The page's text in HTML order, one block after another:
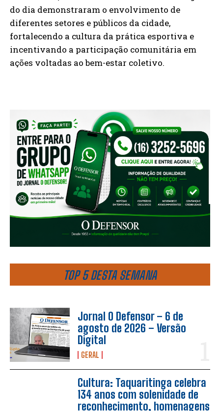
TOP 5 DESTA SEMANA
Jornal O Defensor – 6 de
agosto de 2026 – Versão
Digital
GERAL
Cultura: Taquaritinga celebra
134 anos com solenidade de
reconhecimento, homenagens
do dia demonstraram o envolvimento de
diferentes setores e públicos da cidade,
fortalecendo a cultura da prática esportiva e
incentivando a participação comunitária em
ações voltadas ao bem-estar coletivo.